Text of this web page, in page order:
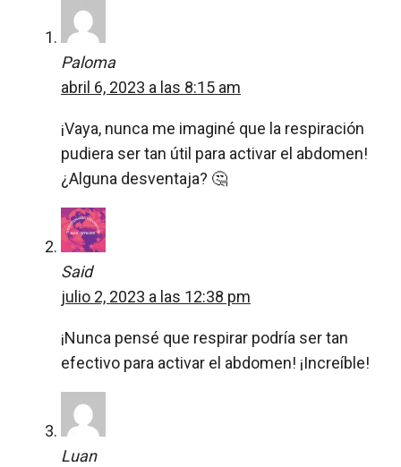
Paloma
abril 6, 2023 a las 8:15 am
¡Vaya, nunca me imaginé que la respiración
pudiera ser tan útil para activar el abdomen!
¿Alguna desventaja? 🤔
Said
julio 2, 2023 a las 12:38 pm
¡Nunca pensé que respirar podría ser tan
efectivo para activar el abdomen! ¡Increíble!
Luan